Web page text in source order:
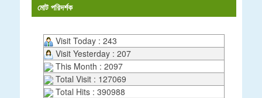
মোট পরিদর্শক
Visit Today : 243
Visit Yesterday : 207
This Month : 2097
Total Visit : 127069
Total Hits : 390988